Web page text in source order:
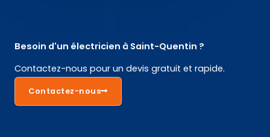
Besoin d'un électricien à Saint-Quentin ?
Contactez-nous pour un devis gratuit et rapide.
Contactez-nous